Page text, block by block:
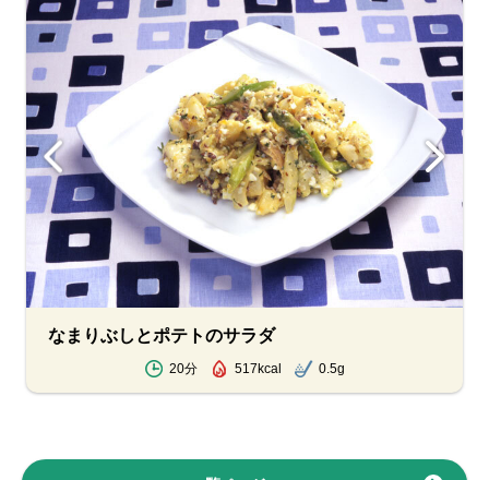
なまりぶしとポテトのサラダ
20分 517kcal 0.5g